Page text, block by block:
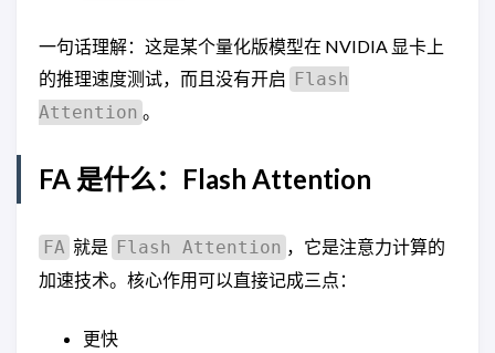
一句话理解：这是某个量化版模型在 NVIDIA 显卡上
的推理速度测试，而且没有开启 Flash
Attention 。
FA 是什么：Flash Attention
FA 就是 Flash Attention ，它是注意力计算的
加速技术。核心作用可以直接记成三点：
更快